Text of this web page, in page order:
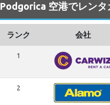
Podgorica 空港でレンタ
ランク 会社
1
2